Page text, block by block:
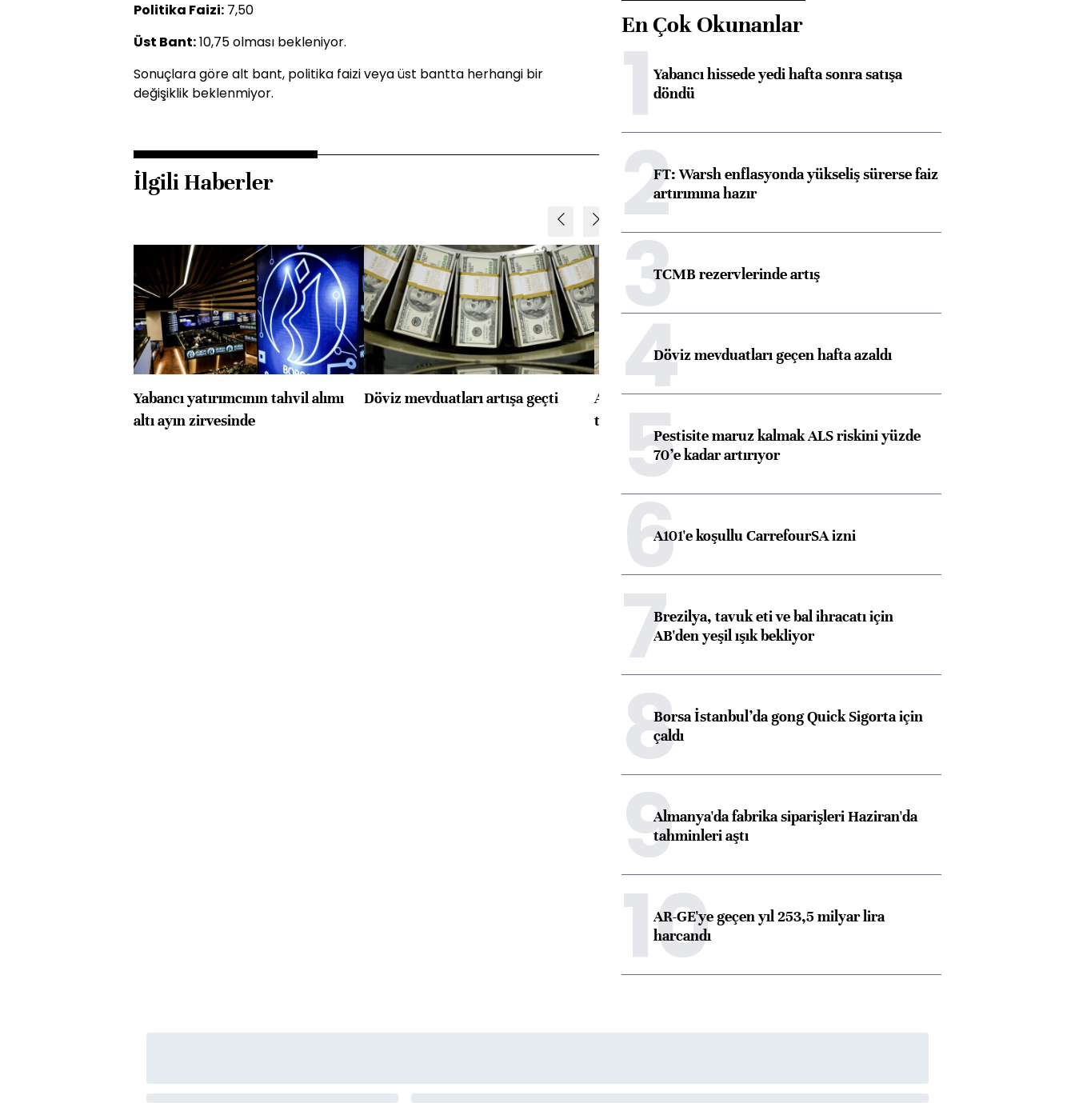
Politika Faizi: 7,50
Üst Bant:10,75 olması bekleniyor.
Sonuçlara göre alt bant, politika faizi veya üst bantta herhangi bir
değişiklik beklenmiyor.
İlgili Haberler
Yabancı yatırımcının tahvil alımı
altı ayın zirvesinde
Döviz mevduatları artışa geçti
ABD'de konut başlangıçları
toparlandı
görüşmelere hazırlanıyor
En Çok Okunanlar
1Yabancı hissede yedi hafta sonra satışa
döndü
2FT: Warsh enflasyonda yükseliş sürerse faiz
artırımına hazır
3TCMB rezervlerinde artış
4Döviz mevduatları geçen hafta azaldı
5Pestisite maruz kalmak ALS riskini yüzde
70’e kadar artırıyor
6A101'e koşullu CarrefourSA izni
7Brezilya, tavuk eti ve bal ihracatı için
AB'den yeşil ışık bekliyor
8Borsa İstanbul’da gong Quick Sigorta için
çaldı
9Almanya'da fabrika siparişleri Haziran'da
tahminleri aştı
10
AR-GE'ye geçen yıl 253,5 milyar lira
harcandı